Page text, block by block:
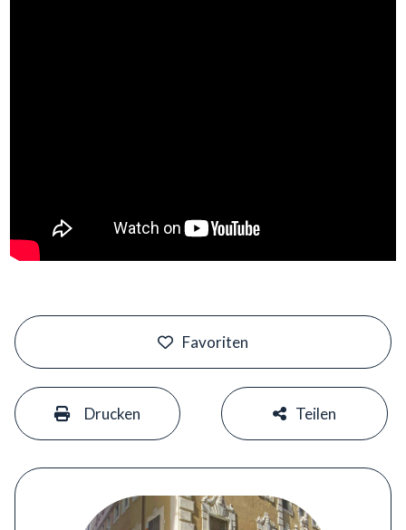
Favoriten
Drucken Teilen